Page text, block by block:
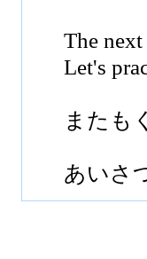
The
Let's
またも
あいさ